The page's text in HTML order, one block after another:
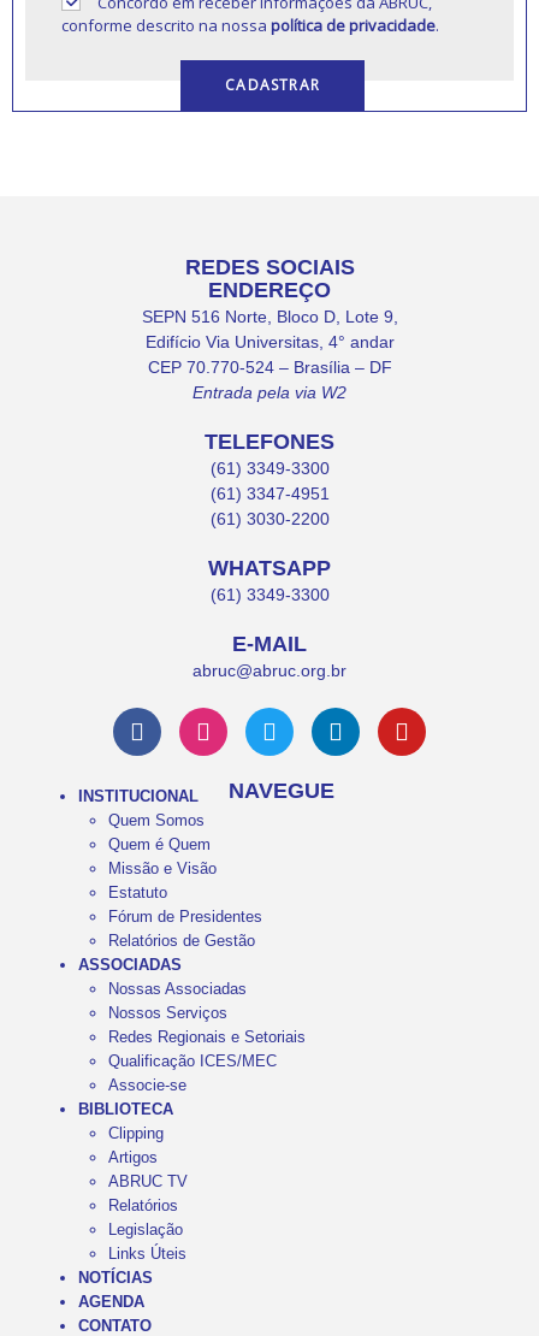
conforme descrito na nossapolítica de privacidade.
REDES SOCIAIS
ENDEREÇO
SEPN 516 Norte, Bloco D, Lote 9,
Edifício Via Universitas, 4° andar
CEP 70.770-524 – Brasília – DF
Entrada pela via W2
TELEFONES
(61) 3349-3300
(61) 3347-4951
(61) 3030-2200
WHATSAPP
(61) 3349-3300
E-MAIL
abruc@abruc.org.br
NAVEGUE
INSTITUCIONAL
Quem Somos
Quem é Quem
Missão e Visão
Estatuto
Fórum de Presidentes
Relatórios de Gestão
ASSOCIADAS
Nossas Associadas
Nossos Serviços
Redes Regionais e Setoriais
Qualificação ICES/MEC
Associe-se
BIBLIOTECA
Clipping
Artigos
ABRUC TV
Relatórios
Legislação
Links Úteis
NOTÍCIAS
AGENDA
CONTATO